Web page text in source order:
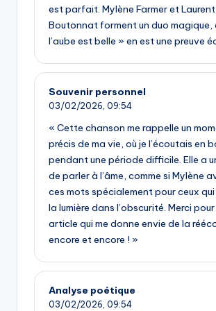
est parfait. Mylène Farmer et Laurent
Boutonnat forment un duo magique,
l’aube est belle » en est une preuve
Souvenir personnel
03/02/2026, 09:54
« Cette chanson me rappelle un
précis de ma vie, où je l’écoutais en
pendant une période difficile. Elle a
de parler à l’âme, comme si Mylène
ces mots spécialement pour ceux
la lumière dans l’obscurité. Merci
article qui me donne envie de la
encore et encore ! »
Analyse poétique
03/02/2026, 09:54